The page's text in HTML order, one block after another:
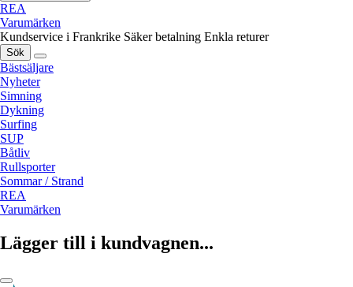
REA
Varumärken
Kundservice i Frankrike Säker betalning Enkla returer
Sök
Bästsäljare
Nyheter
Simning
Dykning
Surfing
SUP
Båtliv
Rullsporter
Sommar / Strand
REA
Varumärken
Lägger till i kundvagnen...